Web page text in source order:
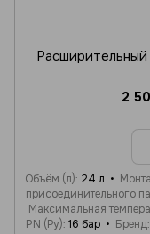
Расширительный
2
Объём (л) 24 л
присоединительного
Максимальная
PN (Ру) 16 бар Бренд